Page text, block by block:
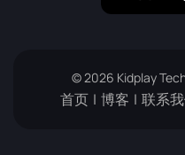
© 2026 Kidplay
首页 博客 联系